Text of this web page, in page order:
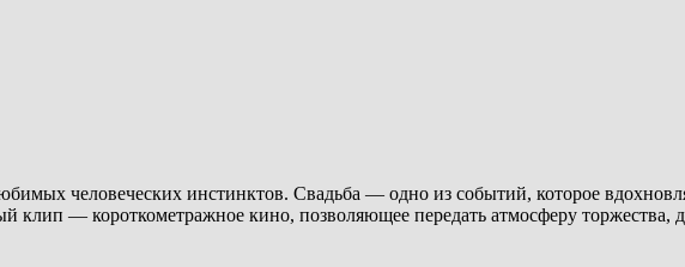
человеческих инстинктов. Свадьба — одно из событий, которое
клип — короткометражное кино, позволяющее передать атмосферу торжества,